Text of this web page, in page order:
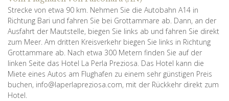
Strecke von etwa 90 km. Nehmen Sie die Autobahn A14 in
Richtung Bari und fahren Sie bei Grottammare ab. Dann, an der
Ausfahrt der Mautstelle, biegen Sie links ab und fahren Sie direkt
zum Meer. Am dritten Kreisverkehr biegen Sie links in Richtung
Grottammare ab. Nach etwa 300 Metern finden Sie auf der
linken Seite das Hotel La Perla Preziosa. Das Hotel kann die
Miete eines Autos am Flughafen zu einem sehr günstigen Preis
buchen, info@laperlapreziosa.com, mit der Rückkehr direkt zum
Hotel.